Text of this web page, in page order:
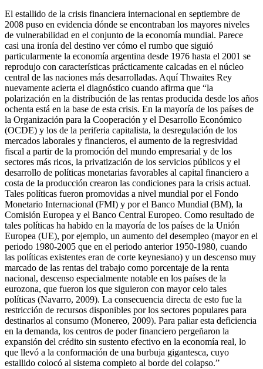
El estallido de la crisis financiera internacional en septiembre de
2008 puso en evidencia dónde se encontraban los mayores niveles
de vulnerabilidad en el conjunto de la economía mundial. Parece
casi una ironía del destino ver cómo el rumbo que siguió
particularmente la economía argentina desde 1976 hasta el 2001 se
reprodujo con características prácticamente calcadas en el núcleo
central de las naciones más desarrolladas. Aquí Thwaites Rey
nuevamente acierta el diagnóstico cuando afirma que “la
polarización en la distribución de las rentas producida desde los años
ochenta está en la base de esta crisis. En la mayoría de los países de
la Organización para la Cooperación y el Desarrollo Económico
(OCDE) y los de la periferia capitalista, la desregulación de los
mercados laborales y financieros, el aumento de la regresividad
fiscal a partir de la promoción del mundo empresarial y de los
sectores más ricos, la privatización de los servicios públicos y el
desarrollo de políticas monetarias favorables al capital financiero a
costa de la producción crearon las condiciones para la crisis actual.
Tales políticas fueron promovidas a nivel mundial por el Fondo
Monetario Internacional (FMI) y por el Banco Mundial (BM), la
Comisión Europea y el Banco Central Europeo. Como resultado de
tales políticas ha habido en la mayoría de los países de la Unión
Europea (UE), por ejemplo, un aumento del desempleo (mayor en el
periodo 1980-2005 que en el periodo anterior 1950-1980, cuando
las políticas existentes eran de corte keynesiano) y un descenso muy
marcado de las rentas del trabajo como porcentaje de la renta
nacional, descenso especialmente notable en los países de la
eurozona, que fueron los que siguieron con mayor celo tales
políticas (Navarro, 2009). La consecuencia directa de esto fue la
restricción de recursos disponibles por los sectores populares para
destinarlos al consumo (Monereo, 2009). Para paliar esta deficiencia
en la demanda, los centros de poder financiero pergeñaron la
expansión del crédito sin sustento efectivo en la economía real, lo
que llevó a la conformación de una burbuja gigantesca, cuyo
estallido colocó al sistema completo al borde del colapso.”